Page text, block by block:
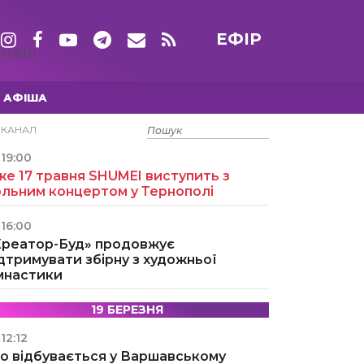
ЕФІР
АФІША
15 ТРАВНЯ
19:00
17 травня SHUMEI виступить з
концертом у Тернополі
16:00
Буд» продовжує
збірну з художньої
19 БЕРЕЗНЯ
12:12
відбувається у Варшавському